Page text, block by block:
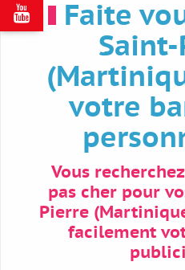

Faite
votre
Vous
pas cher pour
Pierre
facilement